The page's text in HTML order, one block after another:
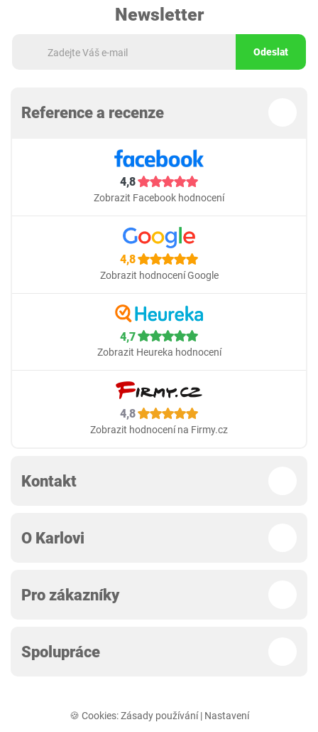
Newsletter
Odeslat
Reference a recenze
4,8
Zobrazit Facebook hodnocení
4,8
Zobrazit hodnocení Google
4,7
Zobrazit Heureka hodnocení
4,8
Zobrazit hodnocení na Firmy.cz
Kontakt
O Karlovi
Pro zákazníky
Spolupráce
🍪 Cookies:Zásady používání| Nastavení